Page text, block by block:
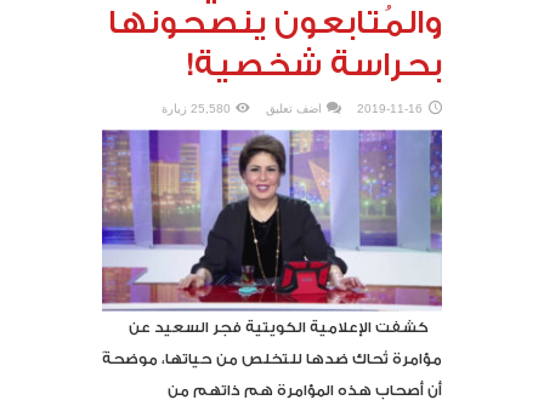
والمُتابعون ينصحونها
بحراسة شخصية!
2019-11-16 اضف تعليق 25,580 زيارة
كشفت الإعلامية الكويتية فجر السعيد عن
مؤامرة تُحاك ضدها للتخلص من حياتها، موضحةً
أن أصحاب هذه المؤامرة هم ذاتهم من